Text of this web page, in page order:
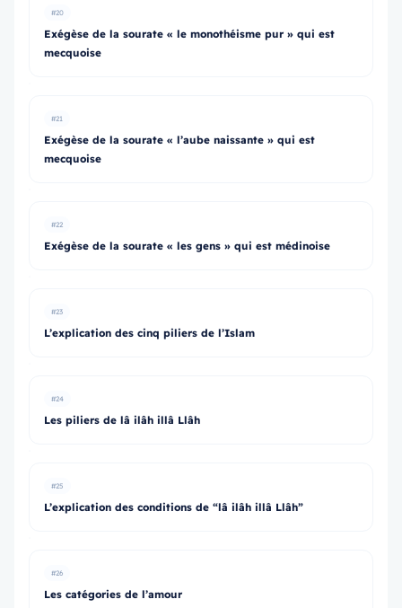
#20
Exégèse de la sourate « le monothéisme pur » qui est
mecquoise
#21
Exégèse de la sourate « l’aube naissante » qui est
mecquoise
#22
Exégèse de la sourate « les gens » qui est médinoise
#23
L’explication des cinq piliers de l’Islam
#24
Les piliers de lâ ilâh illâ Llâh
#25
L’explication des conditions de “lâ ilâh illâ Llâh”
#26
Les catégories de l’amour